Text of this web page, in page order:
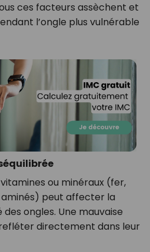
ces facteurs assèchent et
l’ongle plus vulnérable
ou minéraux (fer,
aminés) peut affecter la
ongles. Une mauvaise
directement dans leur